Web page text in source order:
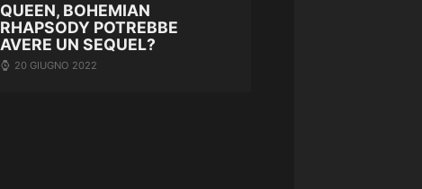
QUEEN, BOHEMIAN
RHAPSODY POTREBBE
AVERE UN SEQUEL?
20 GIUGNO 2022